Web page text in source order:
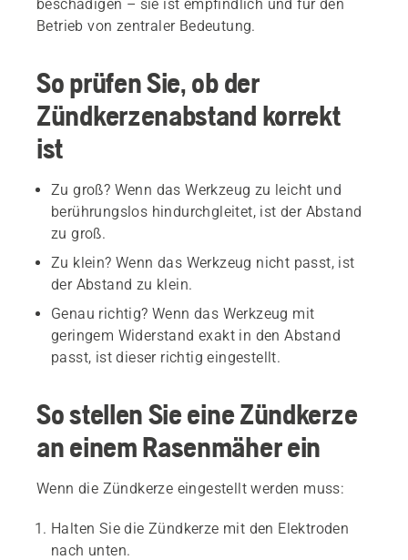
beschädigen – sie ist empfindlich und für den
Betrieb von zentraler Bedeutung.
So prüfen Sie, ob der
Zündkerzenabstand korrekt
ist
Zu groß? Wenn das Werkzeug zu leicht und
berührungslos hindurchgleitet, ist der Abstand
zu groß.
Zu klein? Wenn das Werkzeug nicht passt, ist
der Abstand zu klein.
Genau richtig? Wenn das Werkzeug mit
geringem Widerstand exakt in den Abstand
passt, ist dieser richtig eingestellt.
So stellen Sie eine Zündkerze
an einem Rasenmäher ein
Wenn die Zündkerze eingestellt werden muss:
Halten Sie die Zündkerze mit den Elektroden
nach unten.